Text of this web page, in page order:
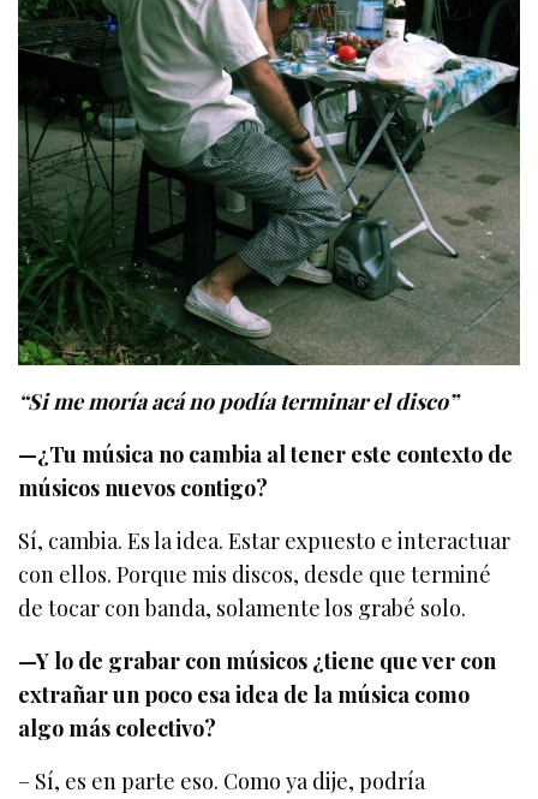
“Si me moría acá no podía terminar el disco”
—¿Tu música no cambia al tener este contexto de
músicos nuevos contigo?
Sí, cambia. Es la idea. Estar expuesto e interactuar
con ellos. Porque mis discos, desde que terminé
de tocar con banda, solamente los grabé solo.
—Y lo de grabar con músicos ¿tiene que ver con
extrañar un poco esa idea de la música como
algo más colectivo?
– Sí, es en parte eso. Como ya dije, podría